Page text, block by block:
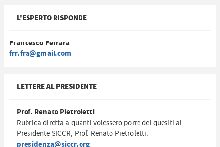
L'ESPERTO RISPONDE
Francesco Ferrara
frr.fra@gmail.com
LETTERE AL PRESIDENTE
Prof. Renato Pietroletti
Rubrica diretta a quanti volessero porre dei quesiti al
Presidente SICCR, Prof. Renato Pietroletti.
presidenza@siccr.org